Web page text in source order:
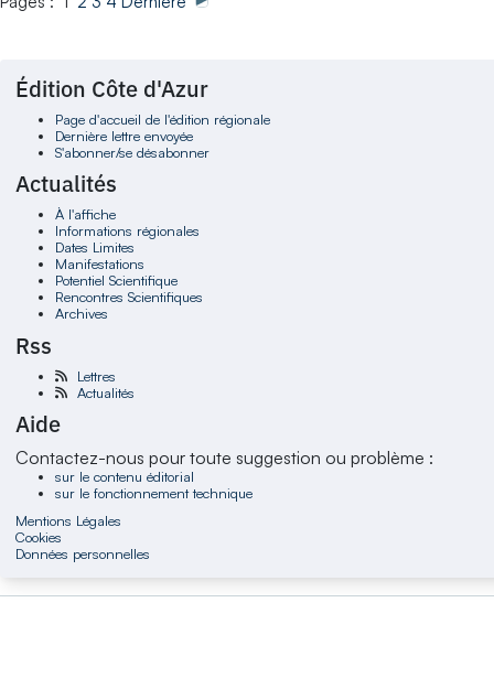
Édition Côte d'Azur
Page d'accueil de l'édition régionale
Dernière lettre envoyée
S'abonner/se désabonner
Actualités
À l'affiche
Informations régionales
Dates Limites
Manifestations
Potentiel Scientifique
Rencontres Scientifiques
Archives
Rss
Lettres
Actualités
Aide
Contactez-nous pour toute suggestion ou problème :
sur le contenu éditorial
sur le fonctionnement technique
Mentions Légales
Cookies
Données personnelles